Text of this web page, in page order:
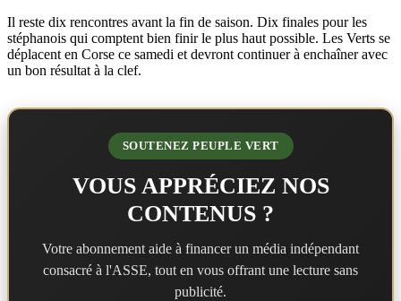
Il reste dix rencontres avant la fin de saison. Dix finales pour les
stéphanois qui comptent bien finir le plus haut possible. Les Verts se
déplacent en Corse ce samedi et devront continuer à enchaîner avec
un bon résultat à la clef.
SOUTENEZ PEUPLE VERT
VOUS APPRÉCIEZ NOS
CONTENUS ?
Votre abonnement aide à financer un média indépendant
consacré à l'ASSE, tout en vous offrant une lecture sans
publicité.